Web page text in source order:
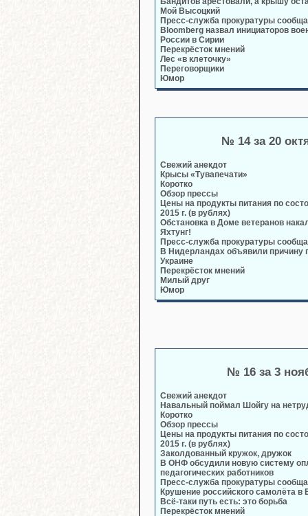
Мой Высоцкий
Пресс-служба прокуратуры
Bloomberg назвал инициаторов
России в Сирии
Перекрёсток мнений
Лес «в клеточку»
Переговорщики
Юмор
№ 14 за 20
Свежий анекдот
Крысы «Тувапечати»
Коротко
Обзор прессы
Цены на продукты питания по
2015 г. (в рублях)
Обстановка в Доме ветеранов
Яхтунг!
Пресс-служба прокуратуры
В Нидерландах объявили причину
Украине
Перекрёсток мнений
Милый друг
Юмор
№ 16 за 3
Свежий анекдот
Навальный поймал Шойгу на
Коротко
Обзор прессы
Цены на продукты питания по
2015 г. (в рублях)
Заколдованный кружок, дружок
В ОНФ обсудили новую систему
педагогических работников
Пресс-служба прокуратуры
Крушение российского самолёта в
Всё-таки путь есть: это борьба
Перекрёсток мнений